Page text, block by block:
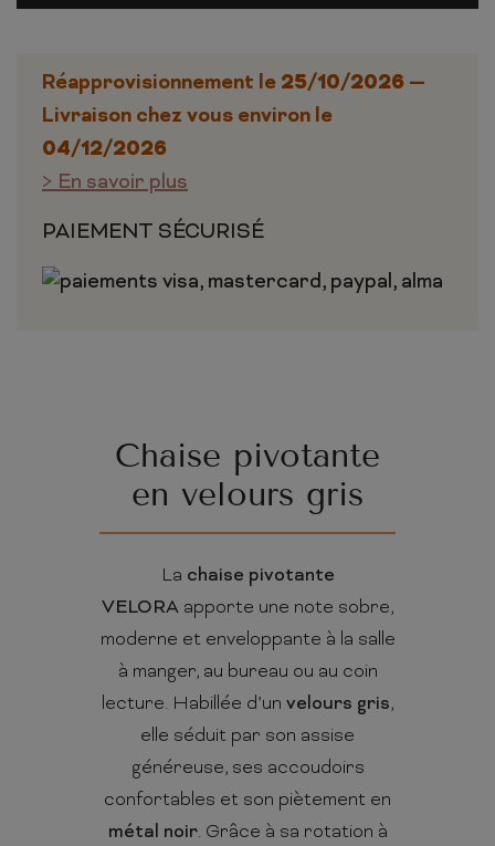
Réapprovisionnement le 25/10/2026 —
Livraison chez vous environ le
04/12/2026
> En savoir plus
PAIEMENT SÉCURISÉ
Chaise pivotante
en velours gris
La chaise pivotante
VELORA apporte une note sobre,
moderne et enveloppante à la salle
à manger, au bureau ou au coin
lecture. Habillée d’un velours gris,
elle séduit par son assise
généreuse, ses accoudoirs
confortables et son piètement en
métal noir. Grâce à sa rotation à